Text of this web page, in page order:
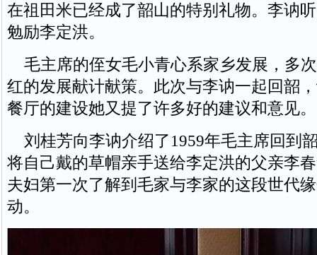
在祖田米已经成了韶山的特别礼物。李讷
勉励李定洪。
毛主席的侄女毛小青心系家乡发展，多
红的发展献计献策。此次与李讷一起回韶
餐厅的建设她又提了许多好的建议和意见。
刘桂芳向李讷介绍了1959年毛主席回到
将自己戴的草帽亲手送给李定洪的父亲李
夫妇第一次了解到毛家与李家的这段世代
动。